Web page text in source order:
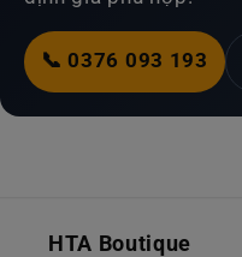
📞 0376 093 193
HTA Boutique